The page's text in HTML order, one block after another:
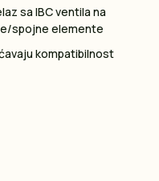
sa IBC ventila na
spojne elemente
kompatibilnost